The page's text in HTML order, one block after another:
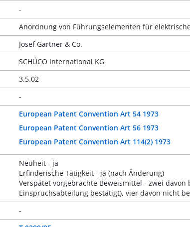
-
Anordnung von Führungselementen für
Josef Gartner & Co.
SCHÜCO International KG
3.5.02
-
European Patent Convention Art 54 1973
European Patent Convention Art 56 1973
European Patent Convention Art 114(2) 1973
Neuheit - ja
Erfinderische Tätigkeit - ja (nach Änderung)
Verspätet vorgebrachte Beweismittel - zwei
Einspruchsabteilung bestätigt), vier davon nicht
-